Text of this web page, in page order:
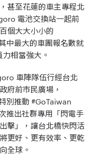
甚至花蓮的車主專程北
電池交換站一起前
個大大小小的
中最大的車團報名數就
相當強大。
車陣隊伍行經台北
府前市民廣場，
別推動 #GoTaiwan
推出社群專用「閃電手
擊」，讓台北橋快閃活
更好、更有效率、更乾
全球。